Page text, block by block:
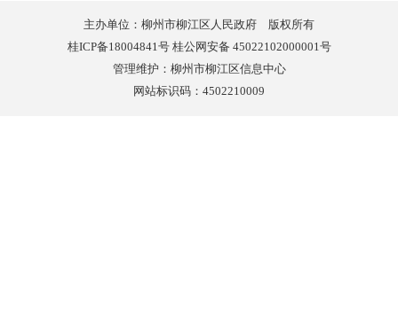
主办单位：柳州市柳江区人民政府 版权所有
桂ICP备18004841号 桂公网安备 45022102000001号
管理维护：柳州市柳江区信息中心
网站标识码：4502210009